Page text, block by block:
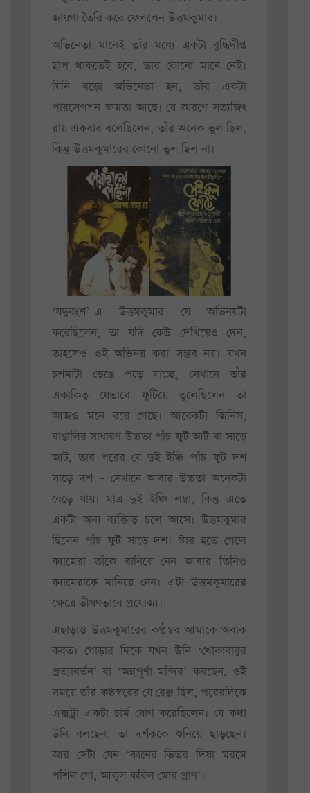
জায়গা তৈরি করে ফেললেন উত্তমকুমার।
অভিনেতা মানেই তাঁর মধ্যে একটা বুদ্ধিদীপ্ত
ছাপ থাকতেই হবে, তার কোনো মানে নেই।
যিনি বড়ো অভিনেতা হন, তাঁর একটা
পারসেপশন ক্ষমতা আছে। যে কারণে সত্যজিৎ
রায় একবার বলেছিলেন, তাঁর অনেক ভুল ছিল,
কিন্তু উত্তমকুমারের কোনো ভুল ছিল না।
‘যদুবংশ’-এ উত্তমকুমার যে অভিনয়টা
করেছিলেন, তা যদি কেউ দেখিয়েও দেন,
তাহলেও ওই অভিনয় করা সম্ভব নয়। যখন
চশমাটা ভেঙে পড়ে যাচ্ছে, সেখানে তাঁর
একাকিত্ব যেভাবে ফুটিয়ে তুলেছিলেন তা
আজও মনে রয়ে গেছে। আরেকটা জিনিস,
বাঙালির সাধারণ উচ্চতা পাঁচ ফুট আট বা সাড়ে
আট, তার পরের যে দুই ইঞ্চি পাঁচ ফুট দশ
সাড়ে দশ – সেখানে আবার উচ্চতা অনেকটা
বেড়ে যায়। মাত্র দুই ইঞ্চি লম্বা, কিন্তু এতে
একটা অন্য ব্যক্তিত্ব চলে আসে। উত্তমকুমার
ছিলেন পাঁচ ফুট সাড়ে দশ। স্টার হতে গেলে
ক্যামেরা তাঁকে বানিয়ে নেন আবার তিনিও
ক্যামেরাকে মানিয়ে নেন। এটা উত্তমকুমারের
ক্ষেত্রে ভীষণভাবে প্রযোজ্য।
এছাড়াও উত্তমকুমারের কণ্ঠস্বর আমাকে অবাক
করত। গোড়ার দিকে যখন উনি ‘খোকাবাবুর
প্রত্যাবর্তন’ বা ‘অন্নপূর্ণা মন্দির’ করছেন, ওই
সময়ে তাঁর কণ্ঠস্বরের যে রেঞ্জ ছিল, পরেরদিকে
এক্সট্রা একটা চার্ম যোগ করেছিলেন। যে কথা
উনি বলছেন, তা দর্শককে শুনিয়ে ছাড়ছেন।
আর সেটা যেন ‘কানের ভিতর দিয়া মরমে
পশিল গো, আকুল করিল মোর প্রাণ’।